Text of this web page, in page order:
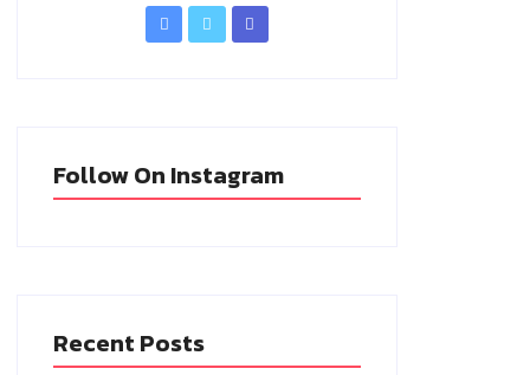
Follow On Instagram
Recent Posts